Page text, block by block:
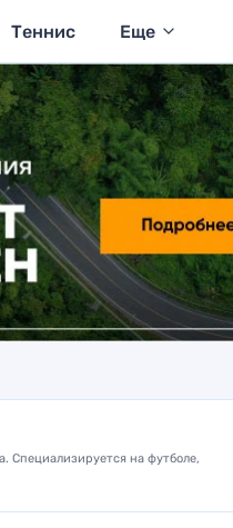
Теннис Еще
Специализируется на футболе,